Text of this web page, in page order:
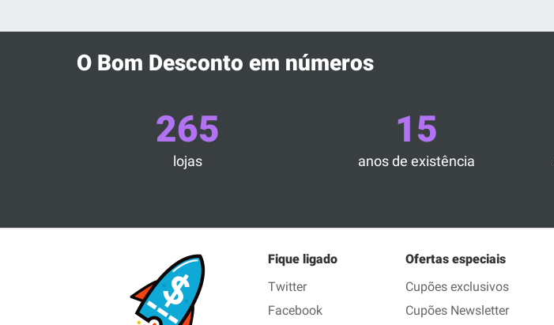
O Bom Desconto em números
265
lojas
15
anos de existência
Fique ligado
Twitter
Facebook
Ofertas especiais
Cupões exclusivos
Cupões Newsletter